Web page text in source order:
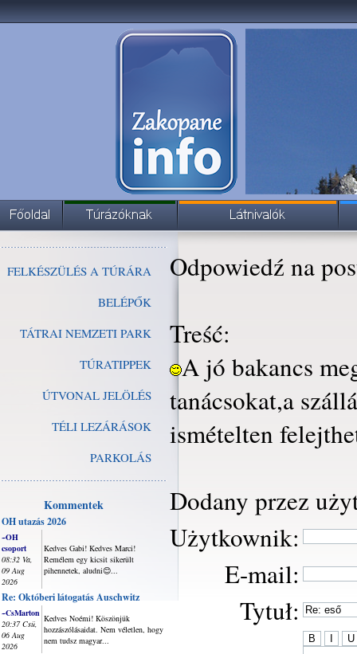
FELKÉSZÜLÉS A TÚRÁRA
BELÉPŐK
TÁTRAI NEMZETI PARK
TÚRATIPPEK
ÚTVONAL JELÖLÉS
TÉLI LEZÁRÁSOK
PARKOLÁS
Kommentek
OH utazás 2026
~OH
csoport
08:32 Va,
09 Aug
2026
Kedves Gabi! Kedves Marci!
Remélem egy kicsit sikerült
pihennetek, aludni😊...
Re: Októberi látogatás Auschwitz
~CsMarton
20:37 Csü,
06 Aug
2026
Kedves Noémi! Köszönjük
hozzászólásaidat. Nem véletlen, hogy
nem tudsz magyar...
Odpowiedź na
Treść:
A jó bakancs
tanácsokat,a
ismételten
Dodany przez
Użytkownik:
E-mail:
Tytuł: